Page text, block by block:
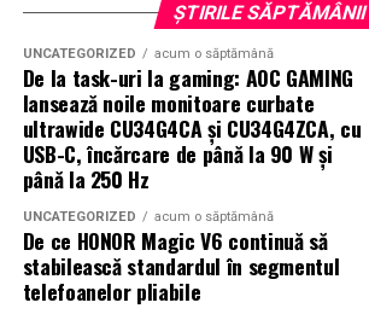
ȘTIRILE SĂPTĂMÂNII
UNCATEGORIZED acum o săptămână
De la task-uri la gaming: AOC GAMING
lansează noile monitoare curbate
ultrawide CU34G4CA și CU34G4ZCA, cu
USB-C, încărcare de până la 90 W și
până la 250 Hz
UNCATEGORIZED acum o săptămână
De ce HONOR Magic V6 continuă să
stabilească standardul în segmentul
telefoanelor pliabile